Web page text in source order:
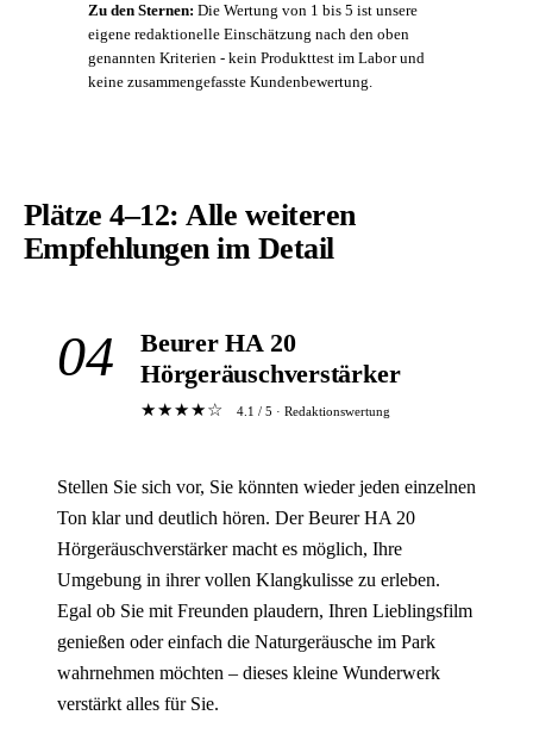
Zu den Sternen: Die Wertung von 1 bis 5 ist unsere
eigene redaktionelle Einschätzung nach den oben
genannten Kriterien - kein Produkttest im Labor und
keine zusammengefasste Kundenbewertung.
Plätze 4–12: Alle weiteren
Empfehlungen im Detail
04
Beurer HA 20
Hörgeräuschverstärker
★★★★☆ 4.1 / 5 · Redaktionswertung
Stellen Sie sich vor, Sie könnten wieder jeden einzelnen
Ton klar und deutlich hören. Der Beurer HA 20
Hörgeräuschverstärker macht es möglich, Ihre
Umgebung in ihrer vollen Klangkulisse zu erleben.
Egal ob Sie mit Freunden plaudern, Ihren Lieblingsfilm
genießen oder einfach die Naturgeräusche im Park
wahrnehmen möchten – dieses kleine Wunderwerk
verstärkt alles für Sie.